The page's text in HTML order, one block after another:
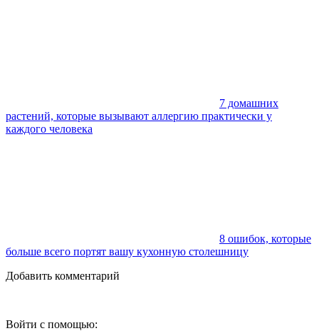
7 домашних
растений, которые вызывают аллергию практически у
каждого человека
8 ошибок, которые
больше всего портят вашу кухонную столешницу
Добавить комментарий
Войти с помощью: